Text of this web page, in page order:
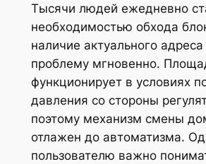
Тысячи людей ежедневно
необходимостью обхода
наличие актуального
проблему мгновенно.
функционирует в условиях
давления со стороны
поэтому механизм смены
отлажен до автоматизма.
пользователю важно